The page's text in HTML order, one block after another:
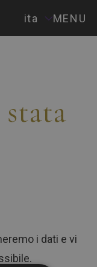
ita MENU
i dati e vi